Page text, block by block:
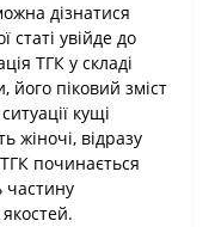
дізнатися
статі увійде до
ТГК у складі
піковий зміст
кущі
жіночі, відразу
починається
частину